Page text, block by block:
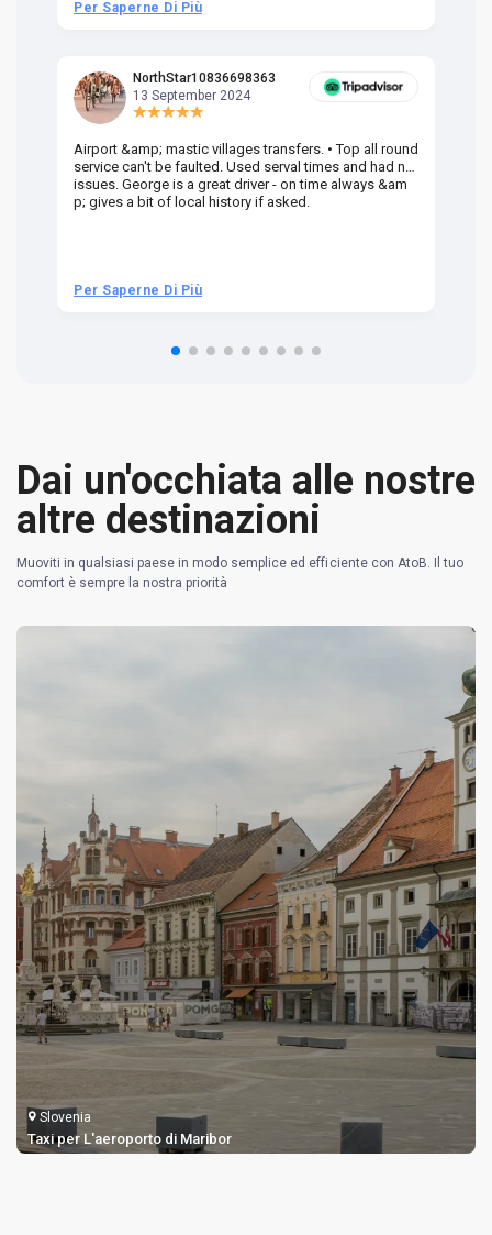
Per Saperne Di Più
NorthStar10836698363
13 September 2024
Airport &amp; mastic villages transfers. • Top all round
service can't be faulted. Used serval times and had no
issues. George is a great driver - on time always &am
p; gives a bit of local history if asked.
Per Saperne Di Più
Dai un'occhiata alle nostre
altre destinazioni
Muoviti in qualsiasi paese in modo semplice ed efficiente con AtoB. Il tuo
comfort è sempre la nostra priorità
Slovenia
Taxi per L'aeroporto di Maribor